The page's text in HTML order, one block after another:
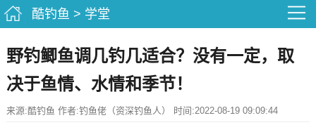
酷钓鱼 > 学堂
野钓鲫鱼调几钓几适合？没有一定，取
决于鱼情、水情和季节！
来源:酷钓鱼 作者:钓鱼佬（资深钓鱼人） 时间:2022-08-19 09:09:44